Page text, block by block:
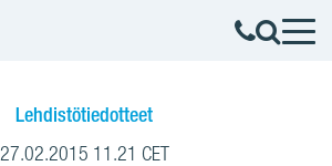
Lehdistötiedotteet
27.02.2015 11.21 CET